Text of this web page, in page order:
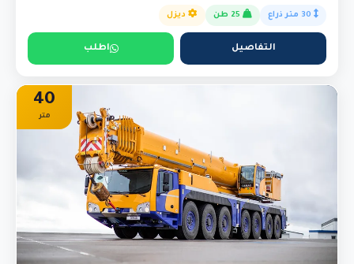
ديزل
التفاصيل اطلب
40
متر